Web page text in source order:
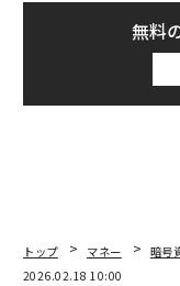
無料
トップ マネー 暗号
2026.02.18 10:00